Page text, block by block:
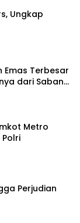
Ungkap
Emas Terbesar
dari Sabang
Metro
Perjudian